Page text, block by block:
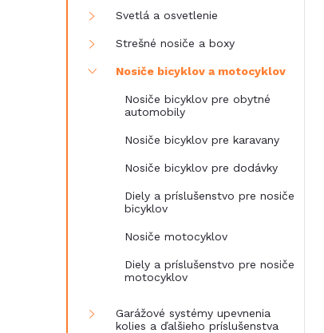
Svetlá a osvetlenie
Strešné nosiče a boxy
Nosiče bicyklov a motocyklov
Nosiče bicyklov pre obytné
automobily
Nosiče bicyklov pre karavany
Nosiče bicyklov pre dodávky
Diely a príslušenstvo pre nosiče
bicyklov
Nosiče motocyklov
Diely a príslušenstvo pre nosiče
motocyklov
Garážové systémy upevnenia
kolies a ďalšieho príslušenstva